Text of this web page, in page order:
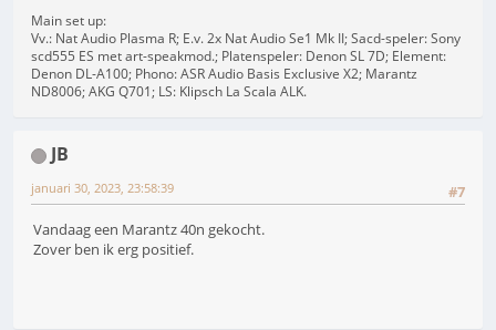
Main set up:
Vv.: Nat Audio Plasma R; E.v. 2x Nat Audio Se1 Mk II; Sacd-speler: Sony
scd555 ES met art-speakmod.; Platenspeler: Denon SL 7D; Element:
Denon DL-A100; Phono: ASR Audio Basis Exclusive X2; Marantz
ND8006; AKG Q701; LS: Klipsch La Scala ALK.
JB
#7
januari 30, 2023, 23:58:39
Vandaag een Marantz 40n gekocht.
Zover ben ik erg positief.